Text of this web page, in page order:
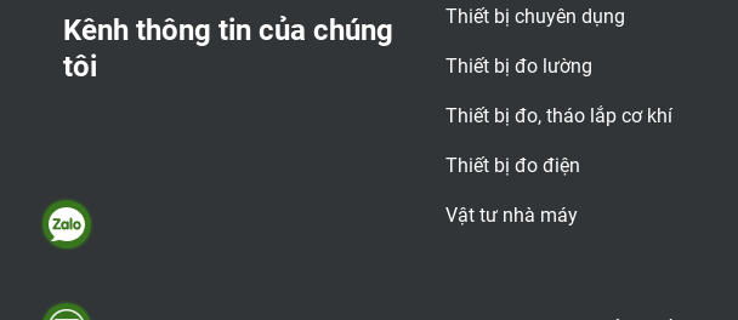
Kênh thông tin của chúng
tôi
Thiết bị chuyên dụng
Thiết bị đo lường
Thiết bị đo, tháo lắp cơ khí
Thiết bị đo điện
Vật tư nhà máy